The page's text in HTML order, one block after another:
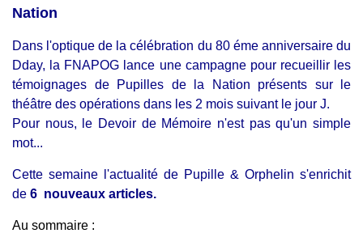
Nation
Dans l'optique de la célébration du 80 éme anniversaire du
Dday, la FNAPOG lance une campagne pour recueillir les
témoignages de Pupilles de la Nation présents sur le
théâtre des opérations dans les 2 mois suivant le jour J.
Pour nous, le Devoir de Mémoire n'est pas qu'un simple
mot...
Cette semaine l'actualité de Pupille & Orphelin s'enrichit
de 6 nouveaux articles.
Au sommaire :